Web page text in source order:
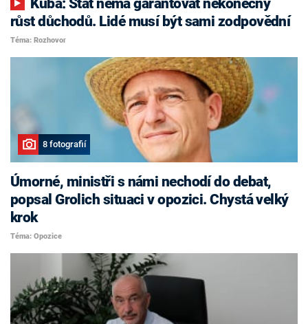
růst důchodů. Lidé musí být sami zodpovědní
Téma: Rozhovor
8 fotografií
Úmorné, ministři s námi nechodí do debat,
popsal Grolich situaci v opozici. Chystá velký
krok
Téma: Opozice